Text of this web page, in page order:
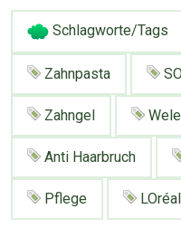
Schlagworte/Tags
Zahnpasta
Zahngel
Anti Haarbruch
Pflege